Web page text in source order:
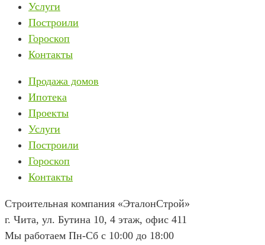
Услуги
Построили
Гороскоп
Контакты
Продажа домов
Ипотека
Проекты
Услуги
Построили
Гороскоп
Контакты
Строительная компания «ЭталонСтрой»
г. Чита, ул. Бутина 10, 4 этаж, офис 411
Мы работаем Пн-Сб с 10:00 до 18:00